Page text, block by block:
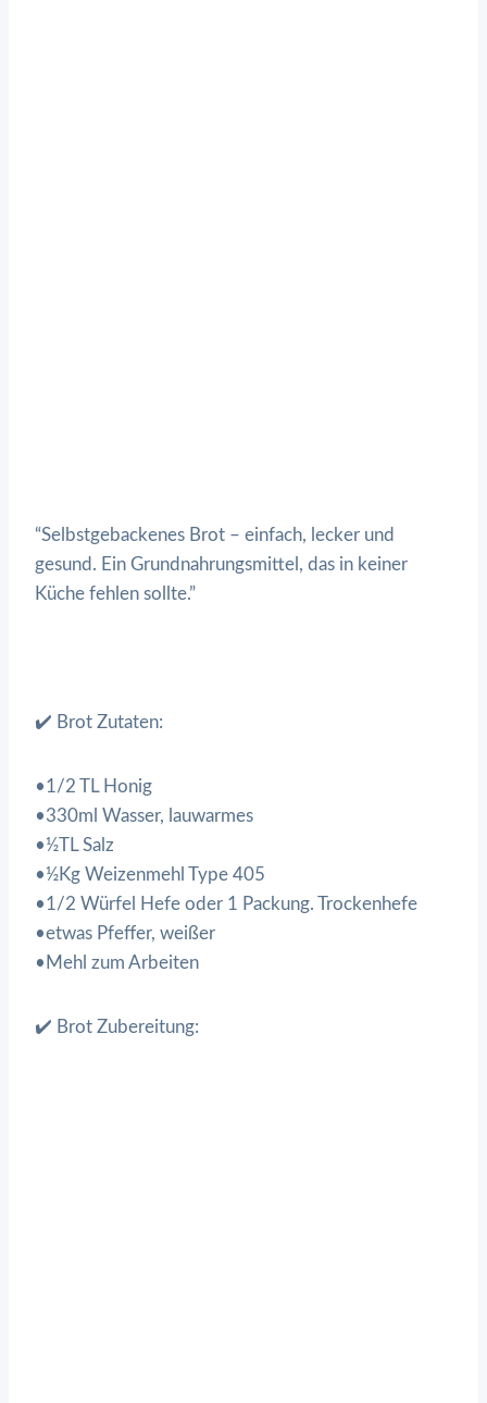
“Selbstgebackenes Brot – einfach, lecker und
gesund. Ein Grundnahrungsmittel, das in keiner
Küche fehlen sollte.”
✔️ Brot Zutaten:
•1/2 TL Honig
•330ml Wasser, lauwarmes
•½TL Salz
•½Kg Weizenmehl Type 405
•1/2 Würfel Hefe oder 1 Packung. Trockenhefe
•etwas Pfeffer, weißer
•Mehl zum Arbeiten
✔️ Brot Zubereitung: